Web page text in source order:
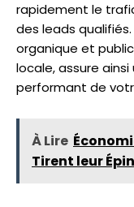
rapidement le
des leads
organique et
locale, assure
performant de
À Lire
Tirent leur